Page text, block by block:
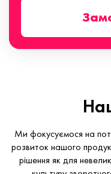
Ми фокусуємося на
розвиток нашого
рішення як для